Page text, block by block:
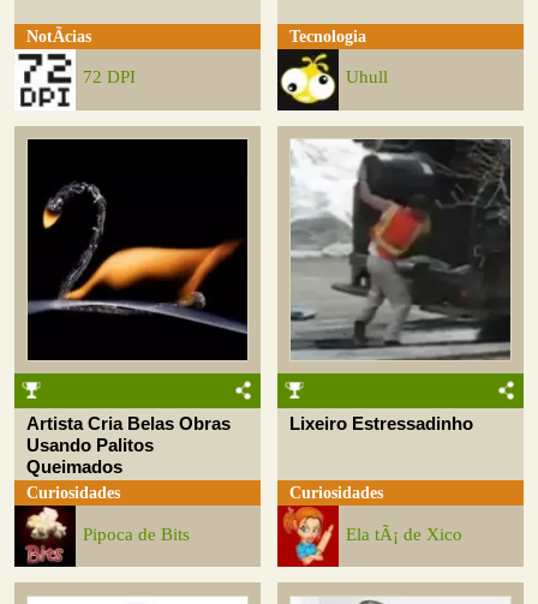
NotÃ­cias
72 DPI
Tecnologia
Uhull
Artista Cria Belas Obras
Usando Palitos
Queimados
Curiosidades
Pipoca de Bits
Lixeiro Estressadinho
Curiosidades
Ela tÃ¡ de Xico